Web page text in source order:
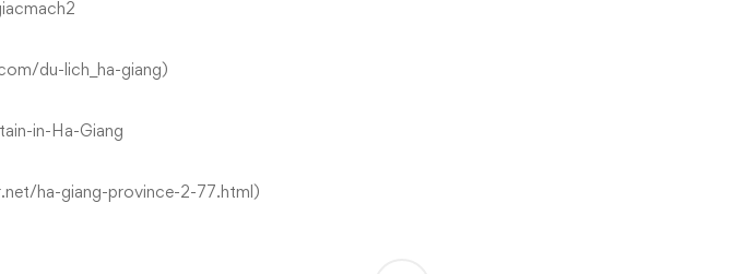
du-lich_ha-giang)
ha-giang-province-2-77.html)